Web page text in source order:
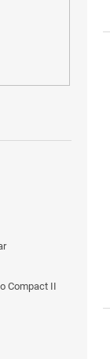
Compact II